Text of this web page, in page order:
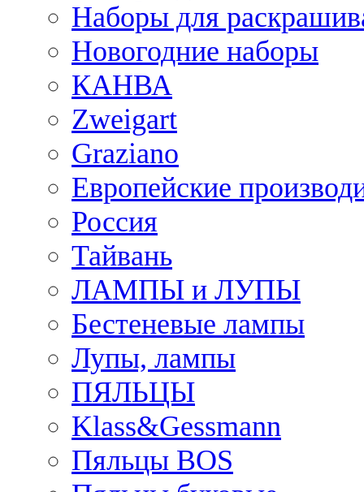
Наборы для
Новогодние наборы
КАНВА
Zweigart
Graziano
Европейские
Россия
Тайвань
ЛАМПЫ и ЛУПЫ
Бестеневые лампы
Лупы, лампы
ПЯЛЬЦЫ
Klass&Gessmann
Пяльцы BOS